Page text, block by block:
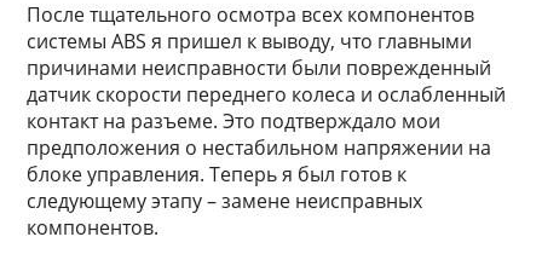
После тщательного осмотра всех компонентов
системы ABS я пришел к выводу, что главными
причинами неисправности были поврежденный
датчик скорости переднего колеса и ослабленный
контакт на разъеме. Это подтверждало мои
предположения о нестабильном напряжении на
блоке управления. Теперь я был готов к
следующему этапу – замене неисправных
компонентов.